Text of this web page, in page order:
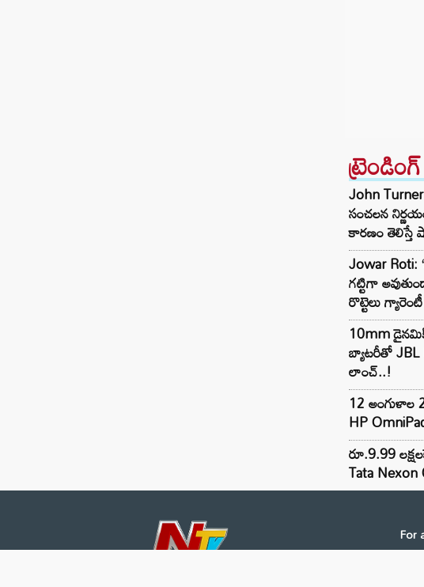
ట్రెండింగ్‌
John
సంచలన
కారణం తెలిస్తే
Jowar Roti:
గట్టిగా
రొట్టెలు
10mm
బ్యాటరీతో JBL
లాంచ్..!
12 అంగుళాల
HP
రూ.9.99
Tata
For